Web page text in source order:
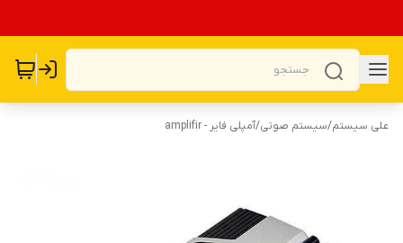
علی سیستم/سیستم صوتی/آمپلی فایر - amplifir